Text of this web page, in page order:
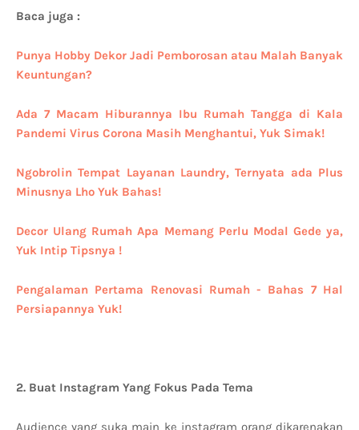
Baca juga :
Punya Hobby Dekor Jadi Pemborosan atau Malah Banyak
Keuntungan?
Ada 7 Macam Hiburannya Ibu Rumah Tangga di Kala
Pandemi Virus Corona Masih Menghantui, Yuk Simak!
Ngobrolin Tempat Layanan Laundry, Ternyata ada Plus
Minusnya Lho Yuk Bahas!
Decor Ulang Rumah Apa Memang Perlu Modal Gede ya,
Yuk Intip Tipsnya !
Pengalaman Pertama Renovasi Rumah - Bahas 7 Hal
Persiapannya Yuk!
2. Buat Instagram Yang Fokus Pada Tema